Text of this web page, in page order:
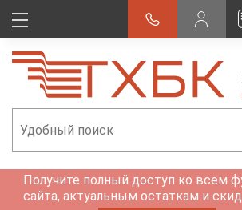
Получите полный доступ ко всем
сайта, актуальным остаткам и